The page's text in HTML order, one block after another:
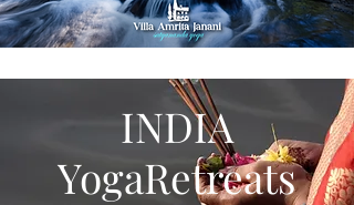
INDIA
YogaRetreats